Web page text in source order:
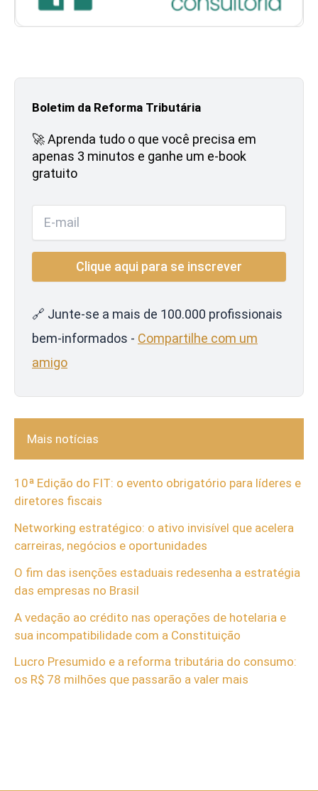
Boletim da Reforma Tributária
🚀 Aprenda tudo o que você precisa em
apenas 3 minutos e ganhe um e-book
gratuito
🔗 Junte-se a mais de 100.000 profissionais
bem-informados - Compartilhe com um
amigo
Mais notícias
10ª Edição do FIT: o evento obrigatório para líderes e
diretores fiscais
Networking estratégico: o ativo invisível que acelera
carreiras, negócios e oportunidades
O fim das isenções estaduais redesenha a estratégia
das empresas no Brasil
A vedação ao crédito nas operações de hotelaria e
sua incompatibilidade com a Constituição
Lucro Presumido e a reforma tributária do consumo:
os R$ 78 milhões que passarão a valer mais